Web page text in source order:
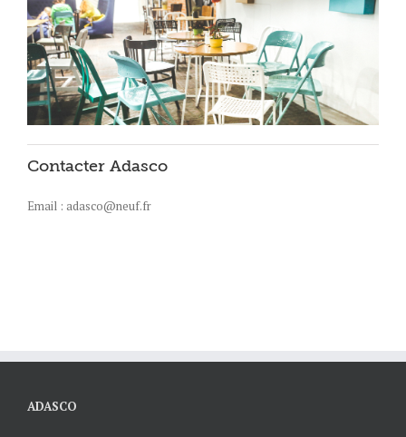
Contacter Adasco
Email : adasco@neuf.fr
ADASCO